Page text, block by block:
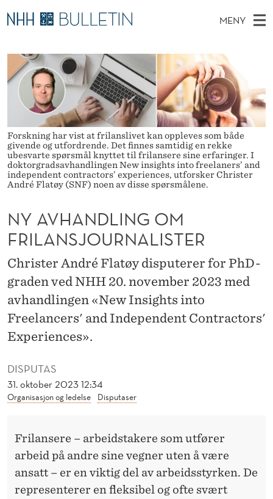
N
Y
A
V
A
N
D
L
N
G
O
M
F
L
MENY
O
V
M
E
N
Y
Ø
N
E
D
E
T
Stipendiater og nye forskerprofiler
Disputaser
Ekspertutvalg
Om Bulletin
Forskning har vist at frilanslivet kan oppleves som både
givende og utfordrende. Det finnes samtidig en rekke
ubesvarte spørsmål knyttet til frilansere sine erfaringer. I
doktorgradsavhandlingen New insights into freelaners’ and
independent contractors’ experiences, utforsker Christer
André Flatøy (SNF) noen av disse spørsmålene.
DISPUTAS
31. oktober 2023 12:34
Organisasjon og ledelse Disputaser
NY AVHANDLING OM
FRILANSJOURNALISTER
Christer André Flatøy disputerer for PhD-
graden ved NHH 20. november 2023 med
avhandlingen «New Insights into
Freelancers' and Independent Contractors'
Experiences».
Frilansere – arbeidstakere som utfører
arbeid på andre sine vegner uten å være
ansatt – er en viktig del av arbeidsstyrken. De
representerer en fleksibel og ofte svært